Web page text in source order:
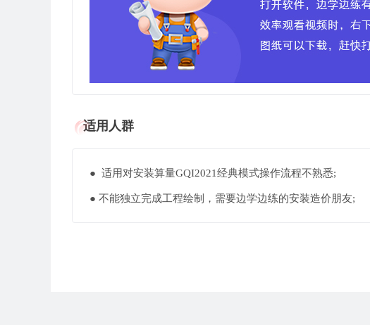
适用人群
● 适用对安装算量GQI2021经典模式操作流程不熟悉;
● 不能独立完成工程绘制，需要边学边练的安装造